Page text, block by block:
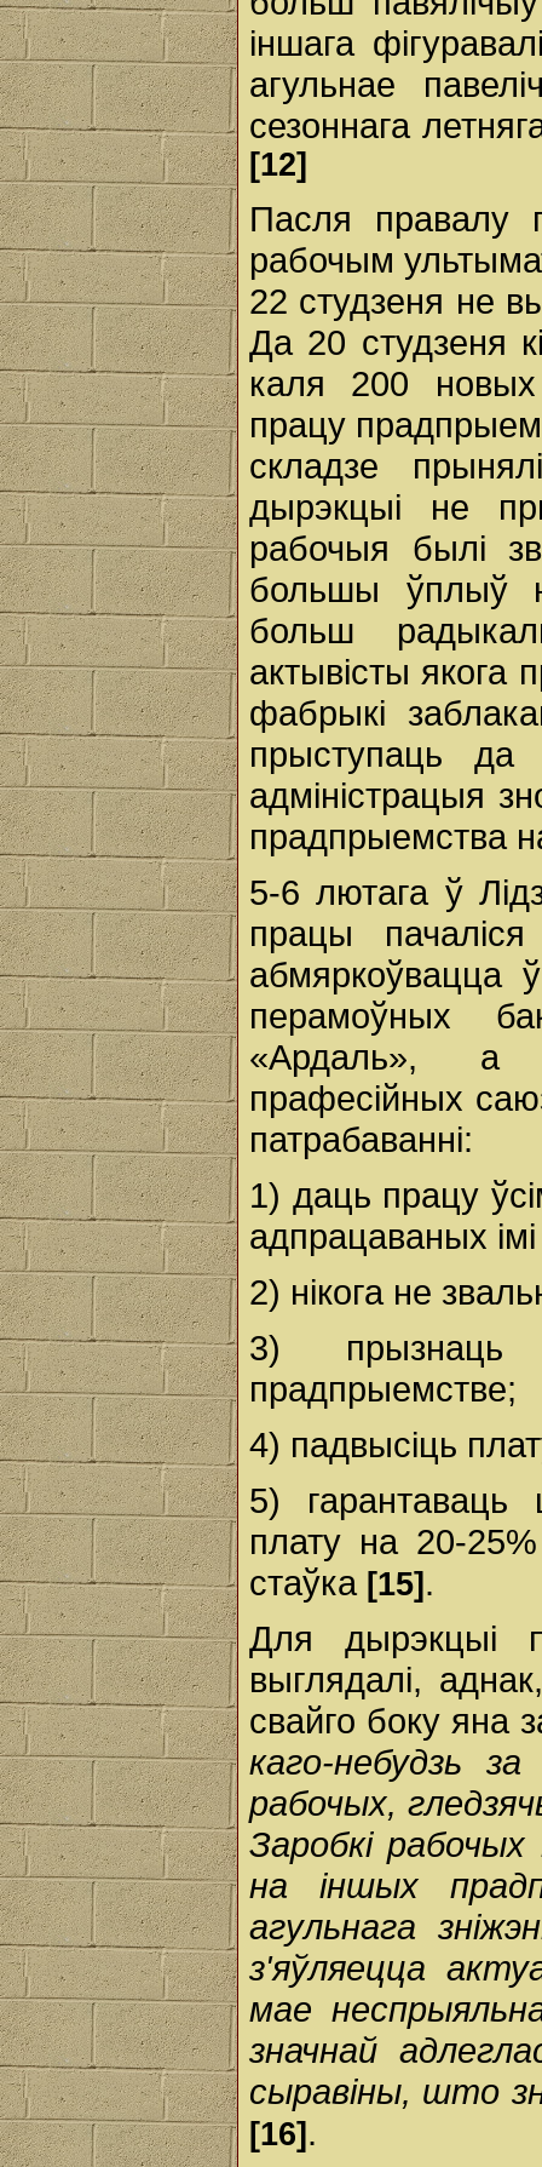
іншага
агульнае
сезоннага
[12]
Пасля правалу
рабочым
22 студзеня не
Да 20 студзеня
каля 200 новых
працу
складзе
дырэкцыі не
рабочыя былі
большы ўплыў
больш
актывісты якога
фабрыкі
прыступаць да
адміністрацыя
прадпрыемства
5-6 лютага ў
працы
абмяркоўвацца
перамоўных
«Ардаль», а
прафесійных
патрабаванні:
1) даць працу
адпрацаваных
2) нікога не
3) прызнаць
прадпрыемстве;
4) падвысіць
5) гарантаваць
плату на 20-
стаўка [15] .
Для дырэкцыі
выглядалі,
свайго боку яна
каго-небудзь
рабочых,
Заробкі
на іншых
агульнага
з'яўляецца
мае
значнай
сыравіны, што
[16] .